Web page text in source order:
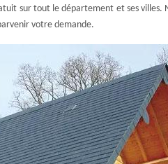
sur tout le département et ses villes.
votre demande.